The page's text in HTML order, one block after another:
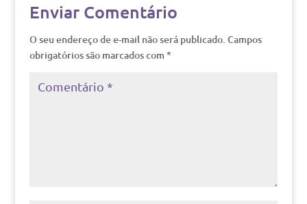
Enviar Comentário
O seu endereço de e-mail não será publicado. Campos
obrigatórios são marcados com *